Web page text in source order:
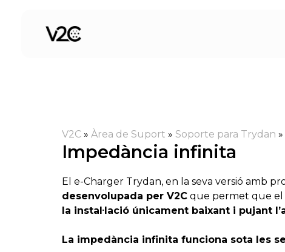
contingut
V2C » Àrea de Suport » Soporte para Trydan »
Impedància infinita
El e-Charger Trydan, en la seva versió amb
desenvolupada per V2C que permet que el
la instal·lació únicament baixant i pujant
La impedància infinita funciona sota les